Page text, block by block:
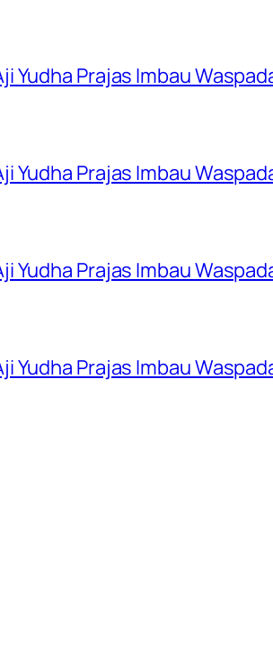
Yudha Prajas Imbau
Yudha Prajas Imbau
Yudha Prajas Imbau
Yudha Prajas Imbau